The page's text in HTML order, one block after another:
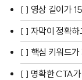
[ ] 영상 길이가
[ ] 자막이 정확하
[ ] 핵심 키워드가
[ ] 명확한 CTA